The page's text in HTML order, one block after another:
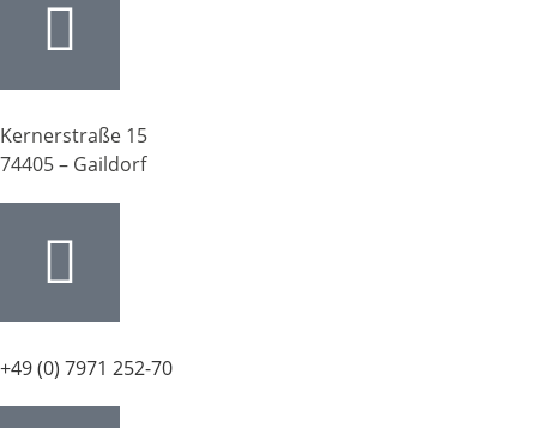
Kernerstraße 15
74405 – Gaildorf
+49 (0) 7971 252-70